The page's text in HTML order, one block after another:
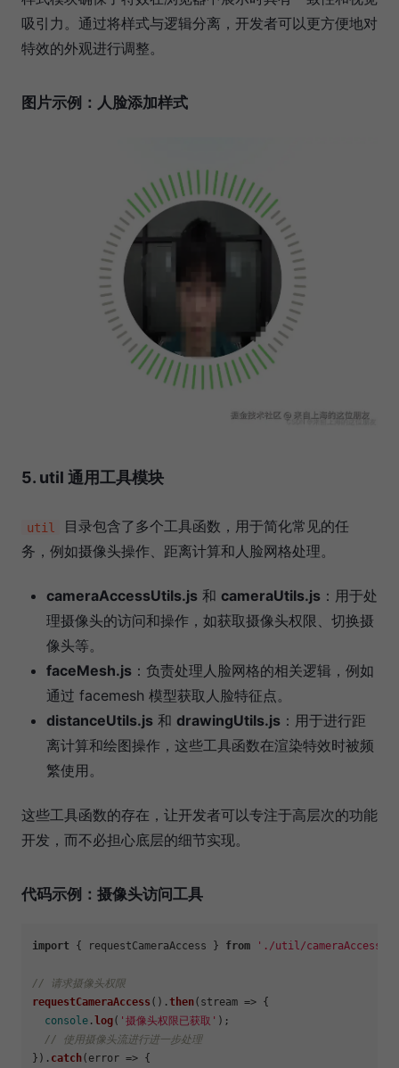
吸引力。通过将样式与逻辑分离，开发者可以更方便地对
特效的外观进行调整。
图片示例：人脸添加样式
5. util 通用工具模块
util
目录包含了多个工具函数，用于简化常见的任
务，例如摄像头操作、距离计算和人脸网格处理。
cameraAccessUtils.js 和 cameraUtils.js ：用于处
理摄像头的访问和操作，如获取摄像头权限、切换摄
像头等。
faceMesh.js ：负责处理人脸网格的相关逻辑，例如
通过 facemesh 模型获取人脸特征点。
distanceUtils.js 和 drawingUtils.js ：用于进行距
离计算和绘图操作，这些工具函数在渲染特效时被频
繁使用。
这些工具函数的存在，让开发者可以专注于高层次的功能
开发，而不必担心底层的细节实现。
代码示例：摄像头访问工具
import { requestCameraAccess } from './util/
// 请求摄像头权限
requestCameraAccess ().then( stream => {
console . log( '摄像头权限已获取' );
// 使用摄像头流进行进一步处理
}). catch( error => {